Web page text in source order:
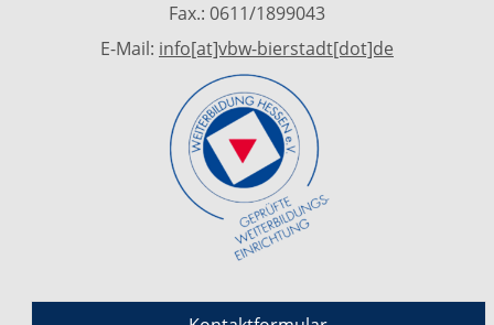
Fax.: 0611/1899043
E-Mail: info[at]vbw-bierstadt[dot]de